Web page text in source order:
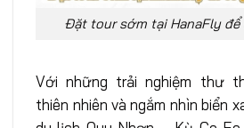
Đặt tour sớm tại HanaFly
Với những trải nghiệm thư
thiên nhiên và ngắm nhìn biển